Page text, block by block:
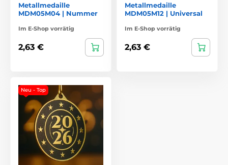
Metallmedaille
MDM05M04 | Nummer
Im E-Shop vorrätig
2,63 €
Metallmedaille
MDM05M12 | Universal
Im E-Shop vorrätig
2,63 €
Neu - Top